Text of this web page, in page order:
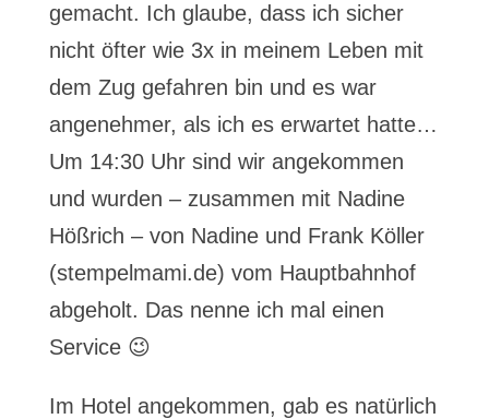
gemacht. Ich glaube, dass ich sicher
nicht öfter wie 3x in meinem Leben mit
dem Zug gefahren bin und es war
angenehmer, als ich es erwartet hatte…
Um 14:30 Uhr sind wir angekommen
und wurden – zusammen mit Nadine
Hößrich – von Nadine und Frank Köller
(stempelmami.de) vom Hauptbahnhof
abgeholt. Das nenne ich mal einen
Service 😉
Im Hotel angekommen, gab es natürlich